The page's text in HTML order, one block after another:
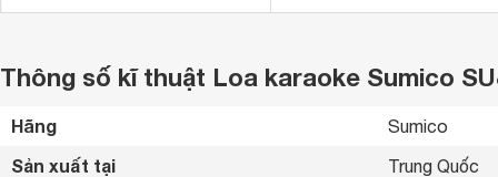
Thông số kĩ thuật Loa karaoke Sumico
Hãng Sumico
Sản xuất tại Trung Quốc